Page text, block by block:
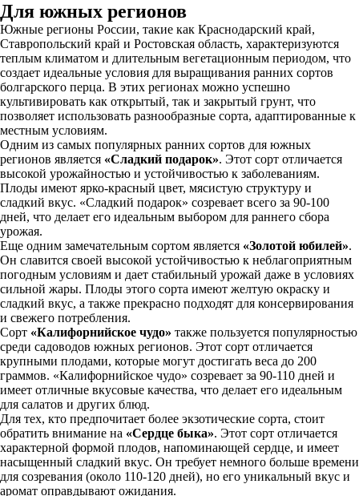
Для южных регионов
Южные регионы России, такие как Краснодарский край,
Ставропольский край и Ростовская область, характеризуются
теплым климатом и длительным вегетационным периодом, что
создает идеальные условия для выращивания ранних сортов
болгарского перца. В этих регионах можно успешно
культивировать как открытый, так и закрытый грунт, что
позволяет использовать разнообразные сорта, адаптированные к
местным условиям.
Одним из самых популярных ранних сортов для южных
регионов является «Сладкий подарок». Этот сорт отличается
высокой урожайностью и устойчивостью к заболеваниям.
Плоды имеют ярко-красный цвет, мясистую структуру и
сладкий вкус. «Сладкий подарок» созревает всего за 90-100
дней, что делает его идеальным выбором для раннего сбора
урожая.
Еще одним замечательным сортом является «Золотой юбилей».
Он славится своей высокой устойчивостью к неблагоприятным
погодным условиям и дает стабильный урожай даже в условиях
сильной жары. Плоды этого сорта имеют желтую окраску и
сладкий вкус, а также прекрасно подходят для консервирования
и свежего потребления.
Сорт «Калифорнийское чудо» также пользуется популярностью
среди садоводов южных регионов. Этот сорт отличается
крупными плодами, которые могут достигать веса до 200
граммов. «Калифорнийское чудо» созревает за 90-110 дней и
имеет отличные вкусовые качества, что делает его идеальным
для салатов и других блюд.
Для тех, кто предпочитает более экзотические сорта, стоит
обратить внимание на «Сердце быка». Этот сорт отличается
характерной формой плодов, напоминающей сердце, и имеет
насыщенный сладкий вкус. Он требует немного больше времени
для созревания (около 110-120 дней), но его уникальный вкус и
аромат оправдывают ожидания.